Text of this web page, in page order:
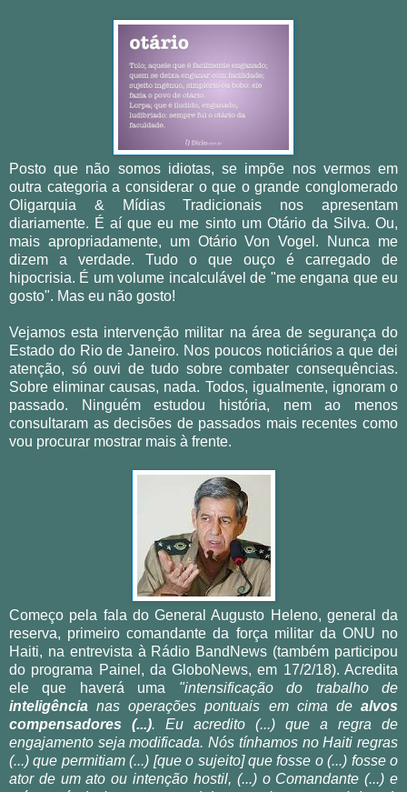
Posto que não somos idiotas, se impõe nos vermos em
outra categoria a considerar o que o grande conglomerado
Oligarquia & Mídias Tradicionais nos apresentam
diariamente. É aí que eu me sinto um Otário da Silva. Ou,
mais apropriadamente, um Otário Von Vogel. Nunca me
dizem a verdade. Tudo o que ouço é carregado de
hipocrisia. É um volume incalculável de "me engana que eu
gosto". Mas eu não gosto!
Vejamos esta intervenção militar na área de segurança do
Estado do Rio de Janeiro. Nos poucos noticiários a que dei
atenção, só ouvi de tudo sobre combater consequências.
Sobre eliminar causas, nada. Todos, igualmente, ignoram o
passado. Ninguém estudou história, nem ao menos
consultaram as decisões de passados mais recentes como
vou procurar mostrar mais à frente.
Começo pela fala do General Augusto Heleno, general da
reserva, primeiro comandante da força militar da ONU no
Haiti, na entrevista à Rádio BandNews (também participou
do programa Painel, da GloboNews, em 17/2/18). Acredita
ele que haverá uma "intensificação do trabalho de
inteligêncianas operações pontuais em cima dealvos
compensadores (...). Eu acredito (...) que a regra de
engajamento seja modificada. Nós tínhamos no Haiti regras
(...) que permitiam (...) [que o sujeito] que fosse o (...) fosse o
ator de um ato ou intenção hostil, (...) o Comandante (...) e